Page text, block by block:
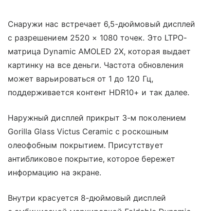
Снаружи нас встречает 6,5-дюймовый дисплей
с разрешением 2520 × 1080 точек. Это LTPO-
матрица Dynamic AMOLED 2X, которая выдает
картинку на все деньги. Частота обновления
может варьироваться от 1 до 120 Гц,
поддерживается контент HDR10+ и так далее.
Наружный дисплей прикрыт 3-м поколением
Gorilla Glass Victus Ceramic с роскошным
олеофобным покрытием. Присутствует
антибликовое покрытие, которое бережет
информацию на экране.
Внутри красуется 8-дюймовый дисплей